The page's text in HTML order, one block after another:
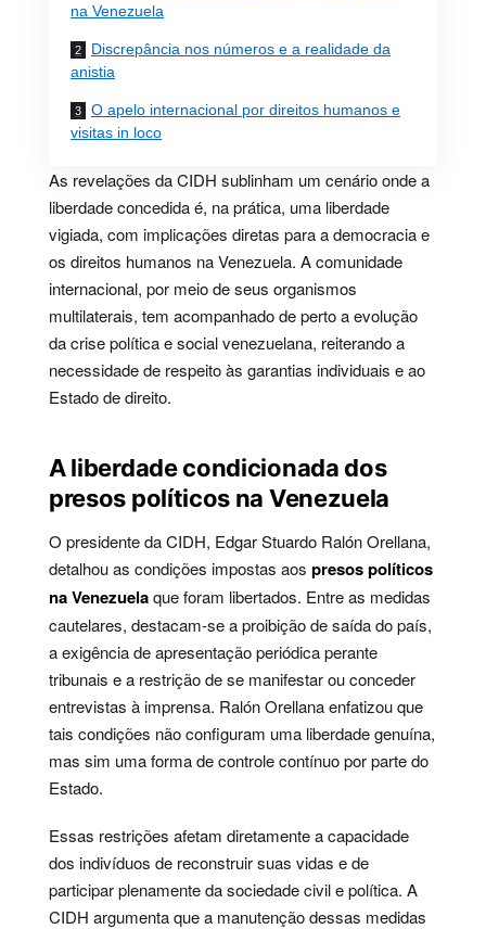
na Venezuela
Discrepância nos números e a realidade da
anistia
O apelo internacional por direitos humanos e
visitas in loco
As revelações da CIDH sublinham um cenário onde a
liberdade concedida é, na prática, uma liberdade
vigiada, com implicações diretas para a democracia e
os direitos humanos na Venezuela. A comunidade
internacional, por meio de seus organismos
multilaterais, tem acompanhado de perto a evolução
da crise política e social venezuelana, reiterando a
necessidade de respeito às garantias individuais e ao
Estado de direito.
A liberdade condicionada dos
presos políticos na Venezuela
O presidente da CIDH, Edgar Stuardo Ralón Orellana,
detalhou as condições impostas aos presos políticos
na Venezuelaque foram libertados. Entre as medidas
cautelares, destacam-se a proibição de saída do país,
a exigência de apresentação periódica perante
tribunais e a restrição de se manifestar ou conceder
entrevistas à imprensa. Ralón Orellana enfatizou que
tais condições não configuram uma liberdade genuína,
mas sim uma forma de controle contínuo por parte do
Estado.
Essas restrições afetam diretamente a capacidade
dos indivíduos de reconstruir suas vidas e de
participar plenamente da sociedade civil e política. A
CIDH argumenta que a manutenção dessas medidas